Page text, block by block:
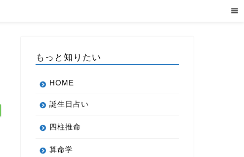
もっと知りたい
HOME
誕生日占い
四柱推命
算命学